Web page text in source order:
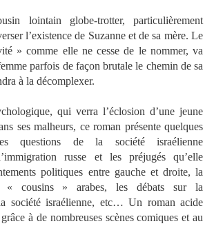
lointain globe-trotter, particulièrement
l’existence de Suzanne et de sa mère. Le
» comme elle ne cesse de le nommer, va
parfois de façon brutale le chemin de sa
à la décomplexer.
qui verra l’éclosion d’une jeune
ses malheurs, ce roman présente quelques
questions de la société israélienne
russe et les préjugés qu’elle
politiques entre gauche et droite, la
« cousins » arabes, les débats sur la
société israélienne, etc… Un roman acide
à de nombreuses scènes comiques et au